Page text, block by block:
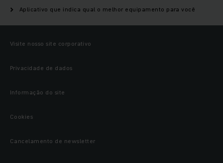
Aplicativo que indica qual o melhor equipamento para você
Visite nosso site corporativo
Privacidade de dados
Informação do site
Cookies
Cancelamento de newsletter